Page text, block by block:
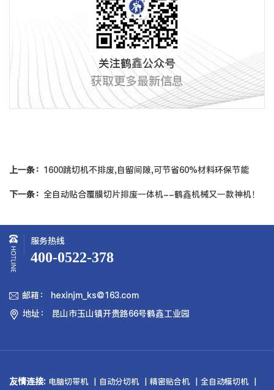
关注鹤鑫公众号
获取更多最新信息
上一条： 1600跳切机不排废,自留间隙,可节省60%材料环保节能
下一条： 全自动贴合覆膜切片排废一体机--鹤鑫机械又一款神机！
服务热线
400-0522-378
 邮箱： hexinjm_ks@163.com
 地址： 昆山市玉山镇开贵路66号鹤鑫工业园
友情连接: 电脑切带机 自动分切机 精密贴合机 全自动模切机